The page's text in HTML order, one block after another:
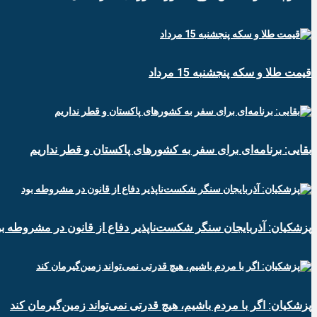
قیمت طلا و سکه پنجشنبه 15 مرداد
بقایی: برنامه‌ای برای سفر به کشورهای پاکستان و قطر نداریم
پزشکیان: آذربایجان سنگر شکست‌ناپذیر دفاع از قانون در مشروطه
پزشکیان: اگر با مردم باشیم، هیچ قدرتی نمی‌تواند زمین‌گیرمان کند